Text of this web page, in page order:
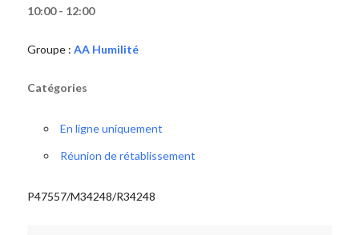
10:00 - 12:00
Groupe : AA Humilité
Catégories
En ligne uniquement
Réunion de rétablissement
P47557/M34248/R34248